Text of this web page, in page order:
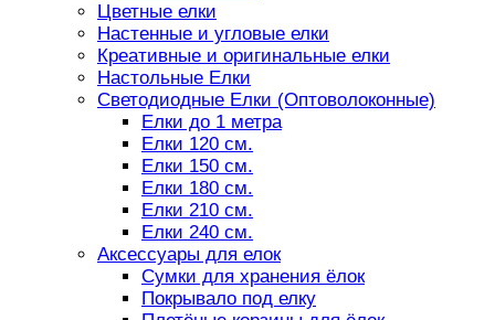
Цветные елки
Настенные и угловые елки
Креативные и оригинальные елки
Настольные Елки
Светодиодные Елки (Оптоволоконные)
Елки до 1 метра
Елки 120 см.
Елки 150 см.
Елки 180 см.
Елки 210 см.
Елки 240 см.
Аксессуары для елок
Сумки для хранения ёлок
Покрывало под елку